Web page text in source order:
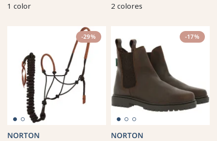
1 color
2 colores
-29%
NORTON
-17%
NORTON